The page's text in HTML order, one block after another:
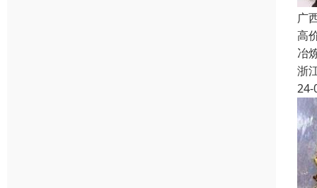
广
高
冶
浙
24-